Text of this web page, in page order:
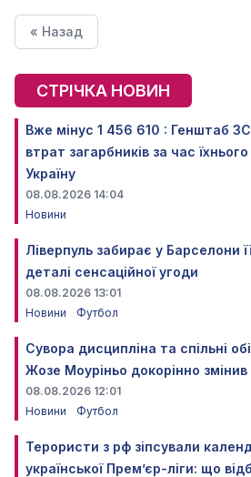
« Назад
СТРІЧКА НОВИН
Вже мінус 1 456 610 : Генштаб
втрат загарбників за час
Україну
08.08.2026 14:04
Новини
Ліверпуль забирає у Барселони
деталі сенсаційної угоди
08.08.2026 13:01
Новини
Футбол
Сувора дисципліна та спільні
Жозе Моуріньо докорінно змінив
08.08.2026 12:01
Новини
Футбол
Терористи з рф зіпсували
української Прем’єр-ліги: що